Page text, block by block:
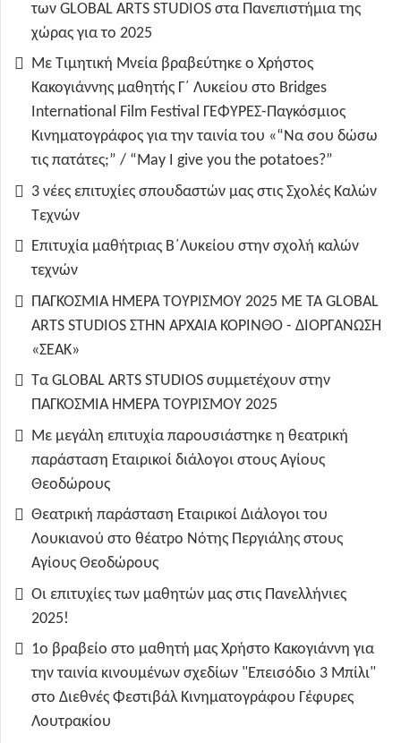
των GLOBAL ARTS STUDIOS στα Πανεπιστήμια της
χώρας για το 2025
Με Τιμητική Μνεία βραβεύτηκε ο Χρήστος
Κακογιάννης μαθητής Γ΄ Λυκείου στο Bridges
International Film Festival ΓΕΦΥΡΕΣ-Παγκόσμιος
Κινηματογράφος για την ταινία του «“Να σου δώσω
τις πατάτες;” / “May I give you the potatoes?”
3 νέες επιτυχίες σπουδαστών μας στις Σχολές Καλών
Τεχνών
Επιτυχία μαθήτριας Β΄Λυκείου στην σχολή καλών
τεχνών
ΠΑΓΚΟΣΜΙΑ ΗΜΕΡΑ ΤΟΥΡΙΣΜΟΥ 2025 ΜΕ ΤΑ GLOBAL
ARTS STUDIOS ΣΤΗΝ ΑΡΧΑΙΑ ΚΟΡΙΝΘΟ - ΔΙΟΡΓΑΝΩΣΗ
«ΣΕΑΚ»
Τα GLOBAL ARTS STUDIOS συμμετέχουν στην
ΠΑΓΚΟΣΜΙΑ ΗΜΕΡΑ ΤΟΥΡΙΣΜΟΥ 2025
Με μεγάλη επιτυχία παρουσιάστηκε η θεατρική
παράσταση Εταιρικοί διάλογοι στους Αγίους
Θεοδώρους
Θεατρική παράσταση Εταιρικοί Διάλογοι του
Λουκιανού στο θέατρο Νότης Περγιάλης στους
Αγίους Θεοδώρους
Οι επιτυχίες των μαθητών μας στις Πανελλήνιες
2025!
1ο βραβείο στο μαθητή μας Χρήστο Κακογιάννη για
την ταινία κινουμένων σχεδίων "Επεισόδιο 3 Μπίλι"
στο Διεθνές Φεστιβάλ Κινηματογράφου Γέφυρες
Λουτρακίου